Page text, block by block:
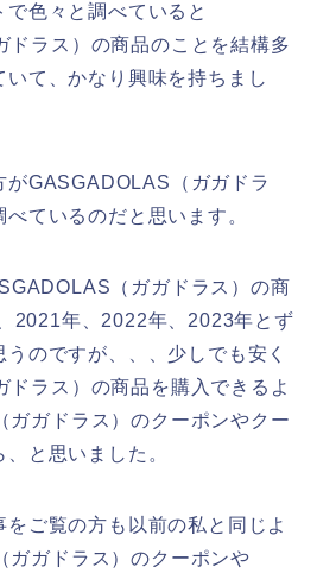
色々と調べていると
ドラス）の商品のことを結構多
いて、かなり興味を持ちまし
がGASGADOLAS（ガガドラ
ているのだと思います。
（ガガドラス）の商
2021年、2022年、2023年とず
のですが、、、少しでも安く
ラス）の商品を購入できるよ
ガガドラス）のクーポンやクー
と思いました。
ご覧の方も以前の私と同じよ
ガガドラス）のクーポンや